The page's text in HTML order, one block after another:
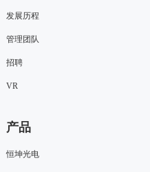
发展历程
管理团队
招聘
VR
产品
恒坤光电